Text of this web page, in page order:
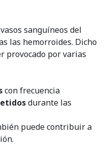
sanguíneos del
las hemorroides. Dicho
provocado por varias
con frecuencia
durante las
puede contribuir a